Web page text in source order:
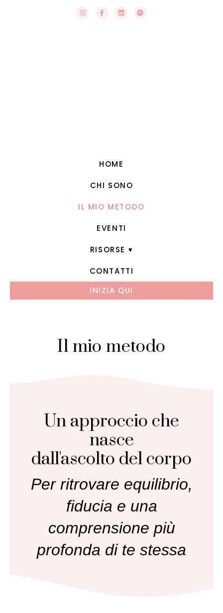
HOME
CHI SONO
IL MIO METODO
EVENTI
RISORSE
CONTATTI
INIZIA QUI
Il mio metodo
Un approccio che
nasce
dall'ascolto del corpo
Per ritrovare equilibrio,
fiducia e una
comprensione più
profonda di te stessa